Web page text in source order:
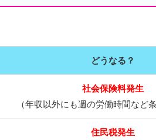
どうなる？
社会保険料発生
（年収以外にも週の労働時間など
住民税発生